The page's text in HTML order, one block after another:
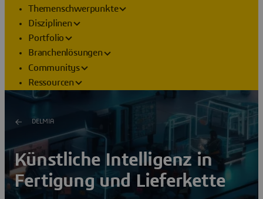
Themenschwerpunkte
Disziplinen
Portfolio
Branchenlösungen
Communitys
Ressourcen
DELMIA
Künstliche Intelligenz in
Fertigung und Lieferkette